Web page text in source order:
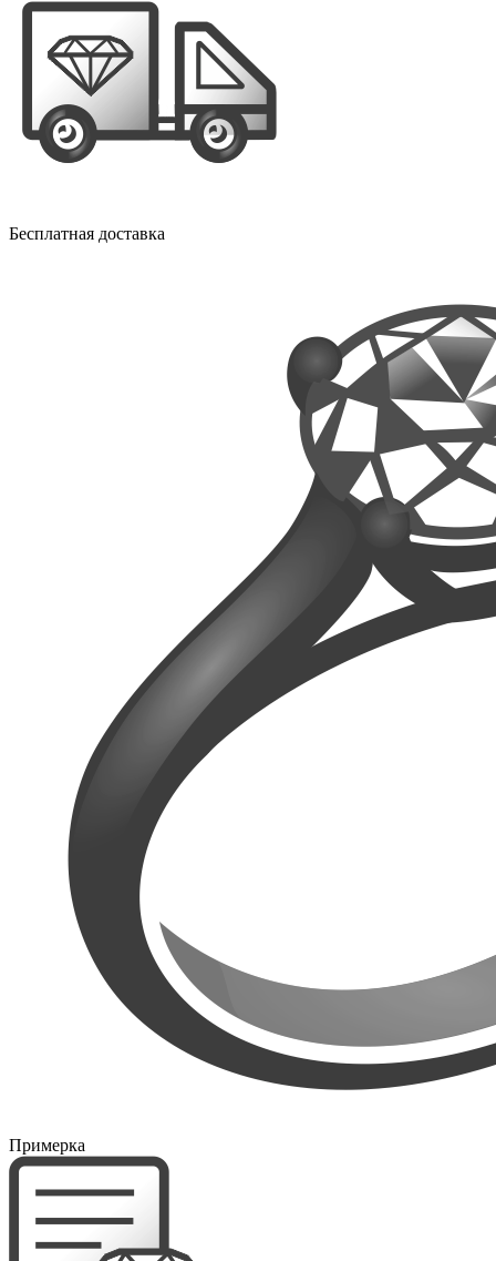
Бесплатная доставка
Примерка